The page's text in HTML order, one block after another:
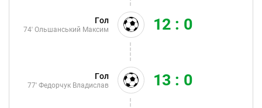
Гол
74'Ольшанський Максим 12 : 0
Гол
77'Федорчук Владислав 13 : 0